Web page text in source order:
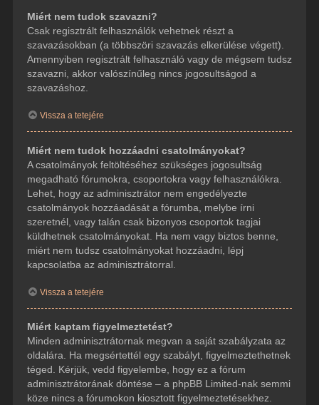
Miért nem tudok szavazni?
Csak regisztrált felhasználók vehetnek részt a
szavazásokban (a többszöri szavazás elkerülése végett).
Amennyiben regisztrált felhasználó vagy de mégsem tudsz
szavazni, akkor valószínűleg nincs jogosultságod a
szavazáshoz.
Vissza a tetejére
Miért nem tudok hozzáadni csatolmányokat?
A csatolmányok feltöltéséhez szükséges jogosultság
megadható fórumokra, csoportokra vagy felhasználókra.
Lehet, hogy az adminisztrátor nem engedélyezte
csatolmányok hozzáadását a fórumba, melybe írni
szeretnél, vagy talán csak bizonyos csoportok tagjai
küldhetnek csatolmányokat. Ha nem vagy biztos benne,
miért nem tudsz csatolmányokat hozzáadni, lépj
kapcsolatba az adminisztrátorral.
Vissza a tetejére
Miért kaptam figyelmeztetést?
Minden adminisztrátornak megvan a saját szabályzata az
oldalára. Ha megsértettél egy szabályt, figyelmeztethetnek
téged. Kérjük, vedd figyelembe, hogy ez a fórum
adminisztrátorának döntése – a phpBB Limited-nak semmi
köze nincs a fórumokon kiosztott figyelmeztetésekhez.